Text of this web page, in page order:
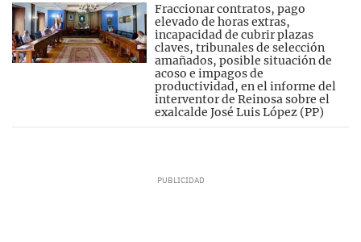
Fraccionar contratos, pago
elevado de horas extras,
incapacidad de cubrir plazas
claves, tribunales de selección
amañados, posible situación de
acoso e impagos de
productividad, en el informe del
interventor de Reinosa sobre el
exalcalde José Luis López (PP)